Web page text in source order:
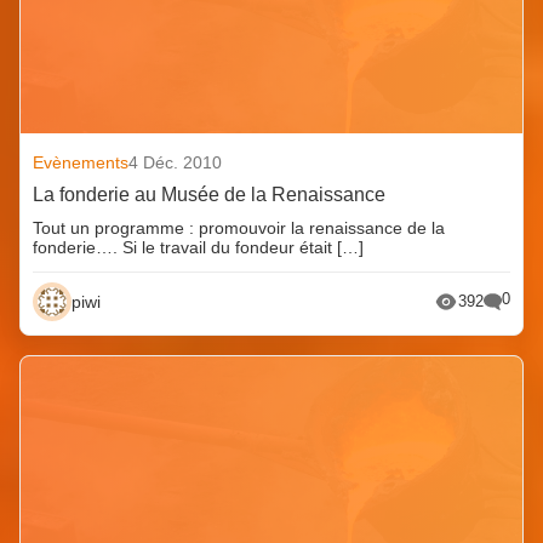
Evènements4 Déc. 2010
La fonderie au Musée de la Renaissance
Tout un programme : promouvoir la renaissance de la
fonderie…. Si le travail du fondeur était […]
piwi 392 0